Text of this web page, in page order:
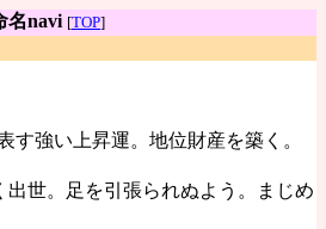
名navi [TOP]
す強い上昇運。地位財産を築く。
出世。足を引張られぬよう。まじめ